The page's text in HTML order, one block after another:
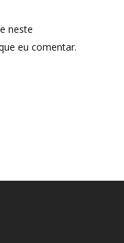
neste
eu comentar.